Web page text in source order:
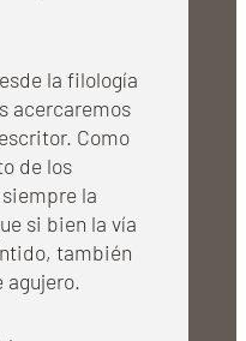
la filología
acercaremos
Como
de los
la
si bien la vía
también
agujero.